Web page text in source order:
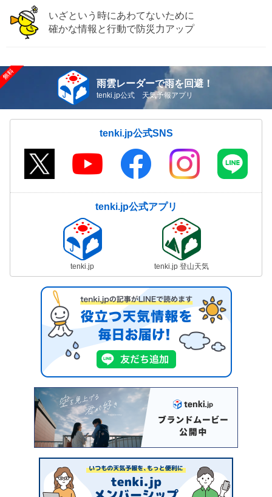
いざという時にあわてないために
確かな情報と行動で防災力アップ
雨雲レーダーで雨を回避！
tenki.jp公式 天気予報アプリ
tenki.jp公式SNS
tenki.jp公式アプリ
tenki.jp tenki.jp 登山天気